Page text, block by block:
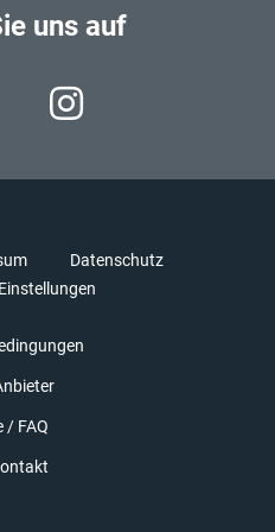
uns auf
Datenschutz
/ FAQ